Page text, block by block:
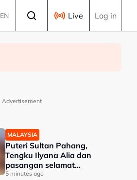
EN Live Log in
Advertisement
MALAYSIA
Puteri Sultan Pahang,
Tengku Ilyana Alia dan
pasangan selamat
diijabkabulkan
5 minutes ago